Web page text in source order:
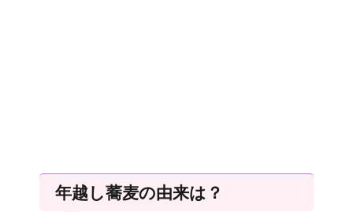
年越し蕎麦の由来は？